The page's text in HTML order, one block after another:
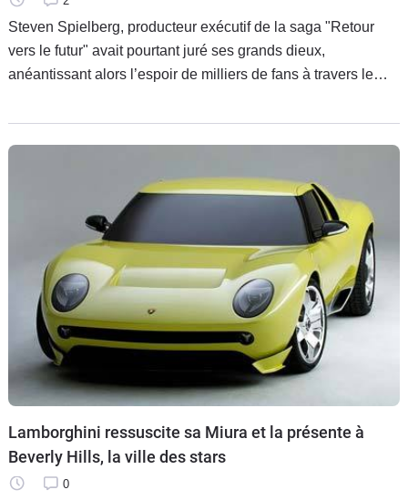
Steven Spielberg, producteur exécutif de la saga "Retour
vers le futur" avait pourtant juré ses grands dieux,
anéantissant alors l’espoir de milliers de fans à travers le
il n’y a
Lamborghini ressuscite sa Miura et la présente à
Beverly Hills, la ville des stars
0